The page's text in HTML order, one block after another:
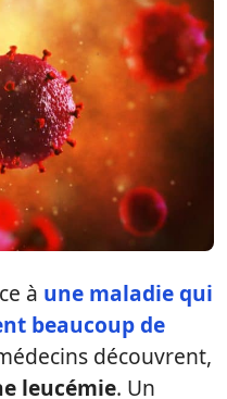
à une maladie qui
beaucoup de
découvrent,
leucémie. Un